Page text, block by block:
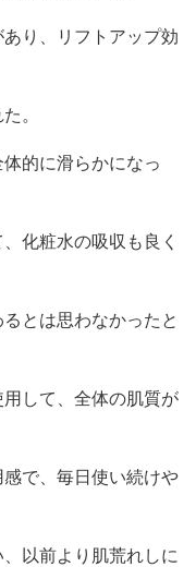
り、リフトアップ効
。
的に滑らかになっ
化粧水の吸収も良く
とは思わなかったと
して、全体の肌質が
で、毎日使い続けや
以前より肌荒れしに